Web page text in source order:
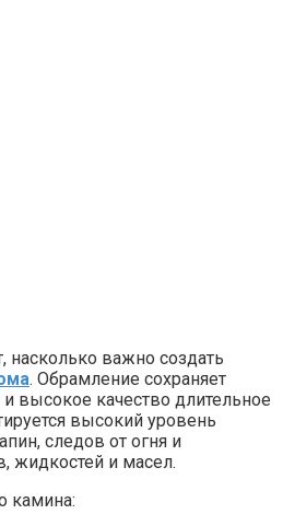
важно создать
. Обрамление сохраняет
высокое качество длительное
высокий уровень
следов от огня и
жидкостей и масел.
камина: